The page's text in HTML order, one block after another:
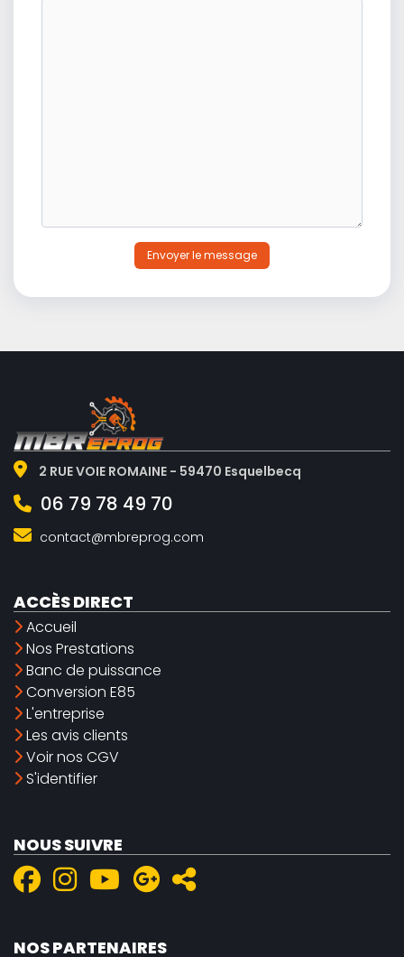
Envoyer le message
2 RUE VOIE ROMAINE - 59470 Esquelbecq
06 79 78 49 70
contact@mbreprog.com
ACCÈS DIRECT
Accueil
Nos Prestations
Banc de puissance
Conversion E85
L'entreprise
Les avis clients
Voir nos CGV
S'identifier
NOUS SUIVRE
NOS PARTENAIRES